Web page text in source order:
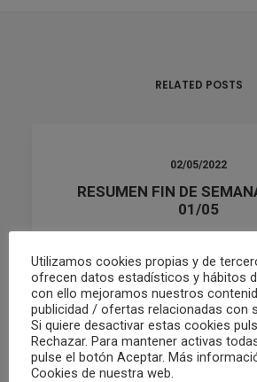
RELATED POSTS
02/05/2022
RESUMEN FIN DE
01/05
by Club Waterpolo
Utilizamos cookies propias y de
ofrecen datos estadísticos y hábitos
con ello mejoramos nuestros
publicidad / ofertas relacionadas con
Si quiere desactivar estas cookies
Rechazar. Para mantener activas
pulse el botón Aceptar. Más
Cookies de nuestra web.